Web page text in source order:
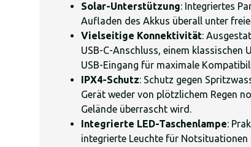
Solar-Unterstützung: Integriertes
Aufladen des Akkus überall unter
Vielseitige Konnektivität:
USB-C-Anschluss, einem klassischen
USB-Eingang für maximale
IPX4-Schutz: Schutz gegen
Gerät weder von plötzlichem Regen
Gelände überrascht wird.
Integrierte LED-Taschenlampe:
integrierte Leuchte für Notsituationen